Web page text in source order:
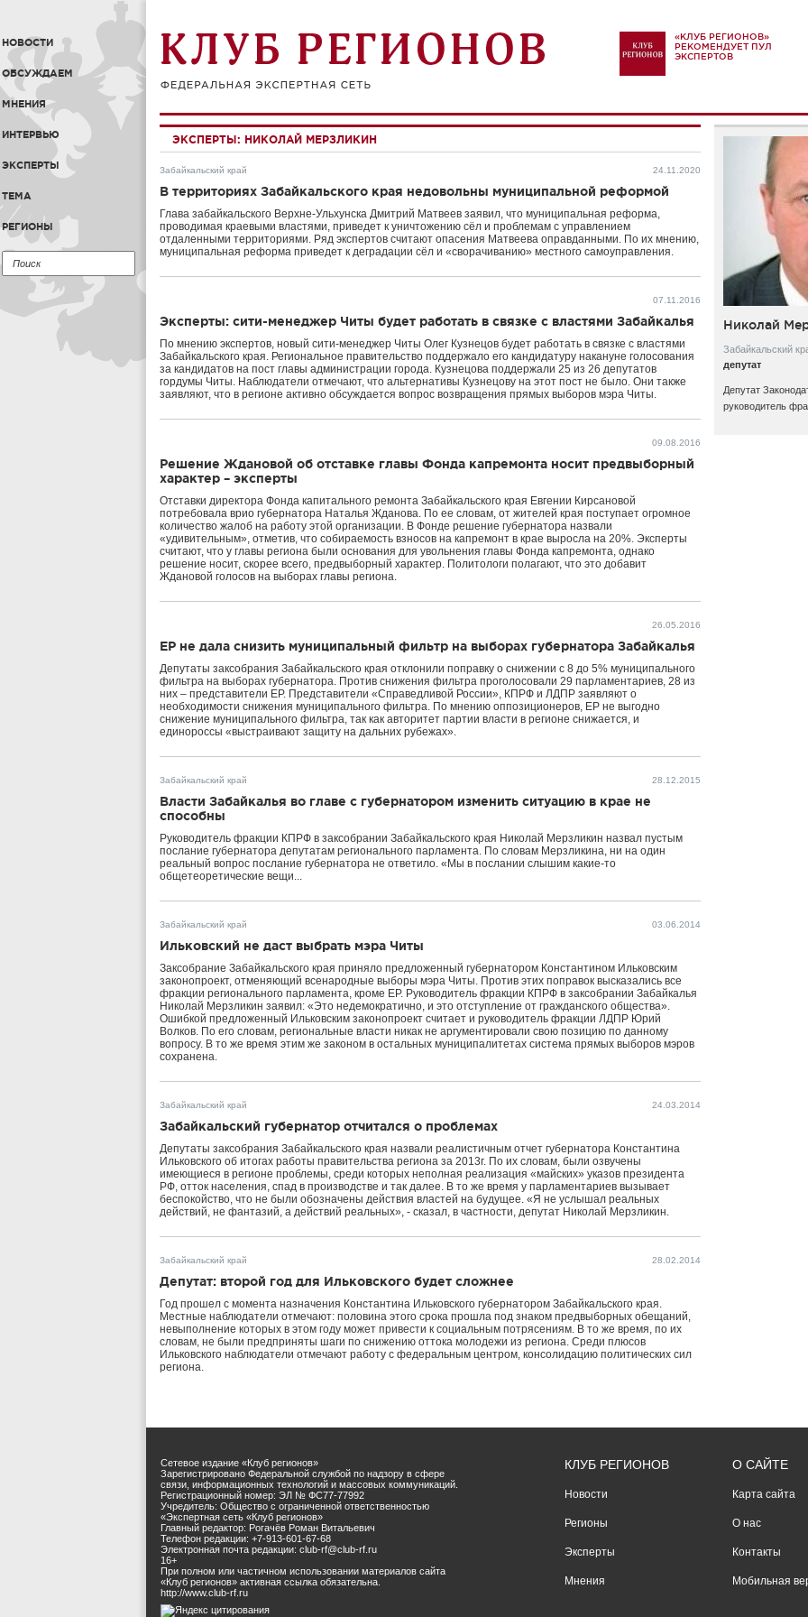
НОВОСТИ
ОБСУЖДАЕМ
МНЕНИЯ
ИНТЕРВЬЮ
ЭКСПЕРТЫ
ТЕМА
РЕГИОНЫ
«КЛУБ РЕГИОНОВ»
РЕКОМЕНДУЕТ ПУЛ
ЭКСПЕРТОВ
ЭКСПЕРТЫ: НИКОЛАЙ МЕРЗЛИКИН
Забайкальский край 24.11.2020
В территориях Забайкальского края недовольны муниципальной реформой
Глава забайкальского Верхне-Ульхунска Дмитрий Матвеев заявил, что муниципальная реформа,
проводимая краевыми властями, приведет к уничтожению сёл и проблемам с управлением
отдаленными территориями. Ряд экспертов считают опасения Матвеева оправданными. По их мнению,
муниципальная реформа приведет к деградации сёл и «сворачиванию» местного самоуправления.
07.11.2016
Эксперты: сити-менеджер Читы будет работать в связке с властями Забайкалья
По мнению экспертов, новый сити-менеджер Читы Олег Кузнецов будет работать в связке с властями
Забайкальского края. Региональное правительство поддержало его кандидатуру накануне голосования
за кандидатов на пост главы администрации города. Кузнецова поддержали 25 из 26 депутатов
гордумы Читы. Наблюдатели отмечают, что альтернативы Кузнецову на этот пост не было. Они также
заявляют, что в регионе активно обсуждается вопрос возвращения прямых выборов мэра Читы.
09.08.2016
Решение Ждановой об отставке главы Фонда капремонта носит предвыборный
характер – эксперты
Отставки директора Фонда капитального ремонта Забайкальского края Евгении Кирсановой
потребовала врио губернатора Наталья Жданова. По ее словам, от жителей края поступает огромное
количество жалоб на работу этой организации. В Фонде решение губернатора назвали
«удивительным», отметив, что собираемость взносов на капремонт в крае выросла на 20%. Эксперты
считают, что у главы региона были основания для увольнения главы Фонда капремонта, однако
решение носит, скорее всего, предвыборный характер. Политологи полагают, что это добавит
Ждановой голосов на выборах главы региона.
26.05.2016
ЕР не дала снизить муниципальный фильтр на выборах губернатора Забайкалья
Депутаты заксобрания Забайкальского края отклонили поправку о снижении с 8 до 5% муниципального
фильтра на выборах губернатора. Против снижения фильтра проголосовали 29 парламентариев, 28 из
них – представители ЕР. Представители «Справедливой России», КПРФ и ЛДПР заявляют о
необходимости снижения муниципального фильтра. По мнению оппозиционеров, ЕР не выгодно
снижение муниципального фильтра, так как авторитет партии власти в регионе снижается, и
единороссы «выстраивают защиту на дальних рубежах».
Забайкальский край 28.12.2015
Власти Забайкалья во главе с губернатором изменить ситуацию в крае не
способны
Руководитель фракции КПРФ в заксобрании Забайкальского края Николай Мерзликин назвал пустым
послание губернатора депутатам регионального парламента. По словам Мерзликина, ни на один
реальный вопрос послание губернатора не ответило. «Мы в послании слышим какие-то
общетеоретические вещи...
Забайкальский край 03.06.2014
Ильковский не даст выбрать мэра Читы
Заксобрание Забайкальского края приняло предложенный губернатором Константином Ильковским
законопроект, отменяющий всенародные выборы мэра Читы. Против этих поправок высказались все
фракции регионального парламента, кроме ЕР. Руководитель фракции КПРФ в заксобрании Забайкалья
Николай Мерзликин заявил: «Это недемократично, и это отступление от гражданского общества».
Ошибкой предложенный Ильковским законопроект считает и руководитель фракции ЛДПР Юрий
Волков. По его словам, региональные власти никак не аргументировали свою позицию по данному
вопросу. В то же время этим же законом в остальных муниципалитетах система прямых выборов мэров
сохранена.
Забайкальский край 24.03.2014
Забайкальский губернатор отчитался о проблемах
Депутаты заксобрания Забайкальского края назвали реалистичным отчет губернатора Константина
Ильковского об итогах работы правительства региона за 2013г. По их словам, были озвучены
имеющиеся в регионе проблемы, среди которых неполная реализация «майских» указов президента
РФ, отток населения, спад в производстве и так далее. В то же время у парламентариев вызывает
беспокойство, что не были обозначены действия властей на будущее. «Я не услышал реальных
действий, не фантазий, а действий реальных», - сказал, в частности, депутат Николай Мерзликин.
Забайкальский край 28.02.2014
Депутат: второй год для Ильковского будет сложнее
Год прошел с момента назначения Константина Ильковского губернатором Забайкальского края.
Местные наблюдатели отмечают: половина этого срока прошла под знаком предвыборных обещаний,
невыполнение которых в этом году может привести к социальным потрясениям. В то же время, по их
словам, не были предприняты шаги по снижению оттока молодежи из региона. Среди плюсов
Ильковского наблюдатели отмечают работу с федеральным центром, консолидацию политических сил
региона.
Николай
Забайкальский
депутат
Депутат
руководитель
Сетевое издание «Клуб регионов»
Зарегистрировано Федеральной службой по надзору в сфере
связи, информационных технологий и массовых коммуникаций.
Регистрационный номер: ЭЛ № ФС77-77992
Учредитель: Общество с ограниченной ответственностью
«Экспертная сеть «Клуб регионов»
Главный редактор: Рогачёв Роман Витальевич
Телефон редакции: +7-913-601-67-68
Электронная почта редакции: club-rf@club-rf.ru
16+
При полном или частичном использовании материалов сайта
«Клуб регионов» активная ссылка обязательна.
http://www.club-rf.ru
КЛУБ РЕГИОНОВ
Новости
Регионы
Эксперты
Мнения
О САЙТЕ
Карта сайта
О нас
Контакты
Мобильная